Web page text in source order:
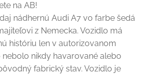
na AB!
nádhernú Audi A7 vo farbe šedá
z Nemecka. Vozidlo má
históriu len v autorizovanom
nebolo nikdy havarované alebo
fabrický stav. Vozidlo je